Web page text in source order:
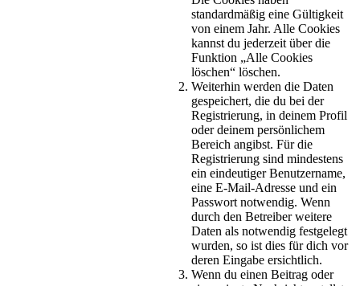
standardmäßig eine Gültigkeit
von einem Jahr. Alle Cookies
kannst du jederzeit über die
Funktion „Alle Cookies
löschen“ löschen.
Weiterhin werden die Daten
gespeichert, die du bei der
Registrierung, in deinem Profil
oder deinem persönlichem
Bereich angibst. Für die
Registrierung sind mindestens
ein eindeutiger Benutzername,
eine E-Mail-Adresse und ein
Passwort notwendig. Wenn
durch den Betreiber weitere
Daten als notwendig festgelegt
wurden, so ist dies für dich vor
deren Eingabe ersichtlich.
Wenn du einen Beitrag oder